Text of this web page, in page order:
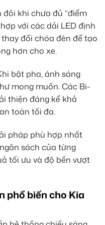
đôi khi chưa đủ “điểm
với các dải LED định
thay đổi chóa đèn để tạo
hơn cho xe.
bật pha, ánh sáng
mong muốn. Các Bi-
thiện đáng kể khả
toàn tối đa.
pháp phù hợp nhất
sách của từng
tối ưu và độ bền vượt
phổ biến cho Kia